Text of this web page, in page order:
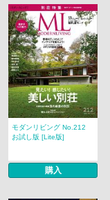
モダンリビング No.212
お試し版 [Lite版]
購入